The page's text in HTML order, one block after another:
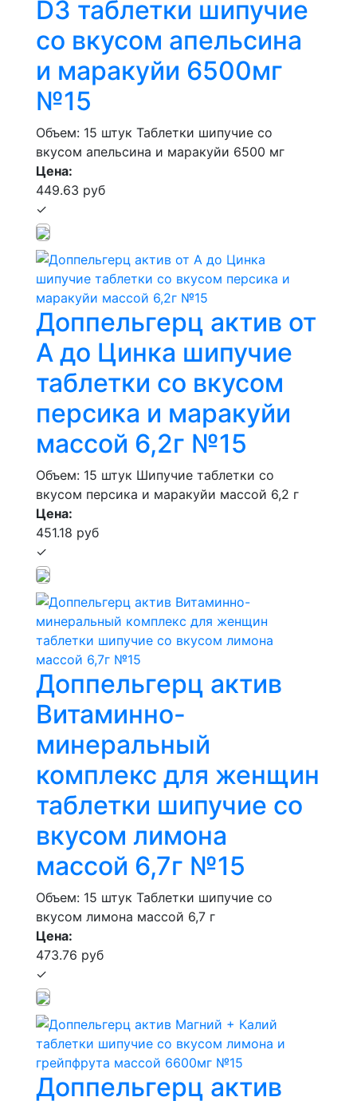
D3 таблетки шипучие
со вкусом апельсина
и маракуйи 6500мг
№15
Объем: 15 штук Таблетки шипучие со
вкусом апельсина и маракуйи 6500 мг
Цена:
449.63 руб
✓
Доппельгерц актив от
А до Цинка шипучие
таблетки со вкусом
персика и маракуйи
массой 6,2г №15
Объем: 15 штук Шипучие таблетки со
вкусом персика и маракуйи массой 6,2 г
Цена:
451.18 руб
✓
Доппельгерц актив
Витаминно-
минеральный
комплекс для женщин
таблетки шипучие со
вкусом лимона
массой 6,7г №15
Объем: 15 штук Таблетки шипучие со
вкусом лимона массой 6,7 г
Цена:
473.76 руб
✓
Доппельгерц актив